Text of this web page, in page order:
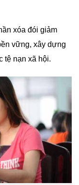
xóa đói giảm
vững, xây dựng
tệ nạn xã hội.